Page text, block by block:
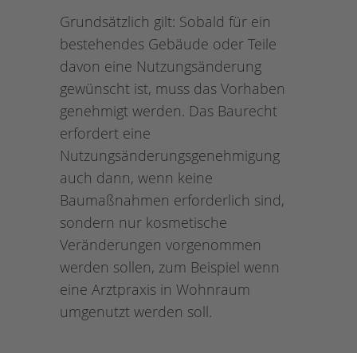
Grundsätzlich gilt: Sobald für ein
bestehendes Gebäude oder Teile
davon eine Nutzungsänderung
gewünscht ist, muss das Vorhaben
genehmigt werden. Das Baurecht
erfordert eine
Nutzungsänderungsgenehmigung
auch dann, wenn keine
Baumaßnahmen erforderlich sind,
sondern nur kosmetische
Veränderungen vorgenommen
werden sollen, zum Beispiel wenn
eine Arztpraxis in Wohnraum
umgenutzt werden soll.